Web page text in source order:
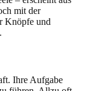
mit der
Knöpfe und
Ihre Aufgabe